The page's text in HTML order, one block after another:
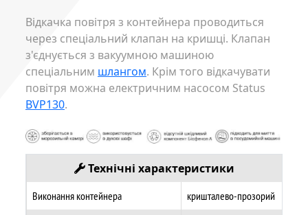
Відкачка повітря з контейнера проводиться
через спеціальний клапан на кришці. Клапан
з'єднується з вакуумною машиною
спеціальним шлангом. Крім того відкачувати
повітря можна електричним насосом Status
BVP130.
Технічні характеристики
Виконання контейнера
кришталево-прозорий